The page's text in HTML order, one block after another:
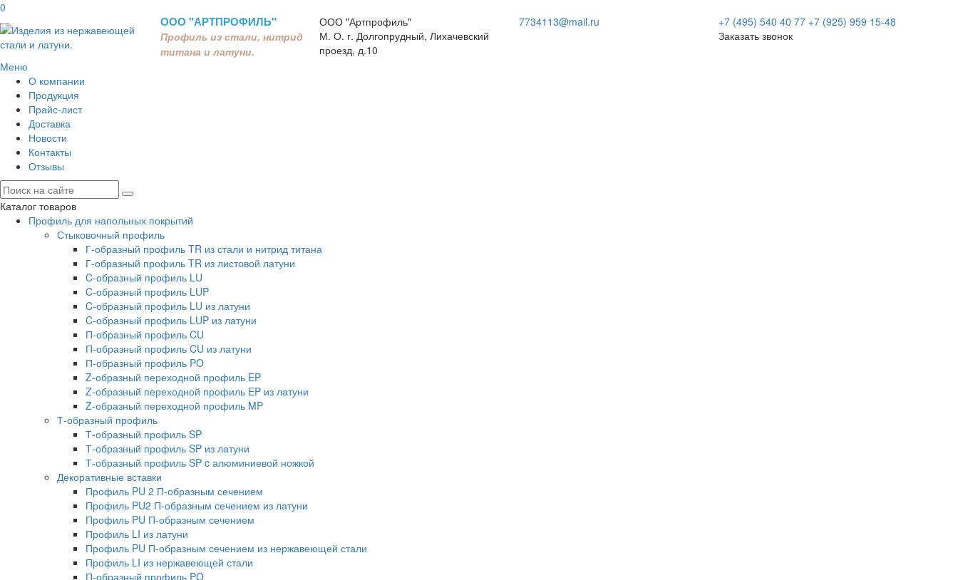
0
ООО "АРТПРОФИЛЬ"
Профиль из стали, нитрид
титана и латуни.
ООО "Артпрофиль"
М. О. г. Долгопрудный, Лихачевский
проезд, д.10
7734113@mail.ru +7 (495) 540 40 77 +7 (925) 959 15-48
Заказать звонок
Меню
О компании
Продукция
Прайс-лист
Доставка
Новости
Контакты
Отзывы
Каталог товаров
Профиль для напольных покрытий
Стыковочный профиль
Г-образный профиль TR из стали и нитрид титана
Г-образный профиль TR из листовой латуни
C-образный профиль LU
C-образный профиль LUP
C-образный профиль LU из латуни
C-образный профиль LUP из латуни
П-образный профиль CU
П-образный профиль CU из латуни
П-образный профиль PO
Z-образный переходной профиль EP
Z-образный переходной профиль EP из латуни
Z-образный переходной профиль MP
Т-образный профиль
Т-образный профиль SP
Т-образный профиль SP из латуни
Т-образный профиль SP c алюминиевой ножкой
Декоративные вставки
Профиль PU 2 П-образным сечением
Профиль PU2 П-образным сечением из латуни
Профиль PU П-образным сечением
Профиль LI из латуни
Профиль PU П-образным сечением из нержавеющей стали
Профиль LI из нержавеющей стали
П-образный профиль PO